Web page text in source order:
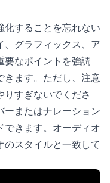
化することを忘れない
、グラフィックス、ア
要なポイントを強調
きます。ただし、注意
りすぎないでくださ
ーまたはナレーション
できます。オーディオ
のスタイルと一致して